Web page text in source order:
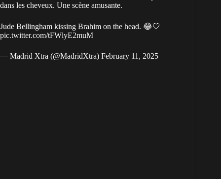
dans les cheveux. Une scène amusante.
Jude Bellingham kissing Brahim on the head. 😂🤍
pic.twitter.com/tFWlyE2muM
— Madrid Xtra (@MadridXtra) February 11, 2025